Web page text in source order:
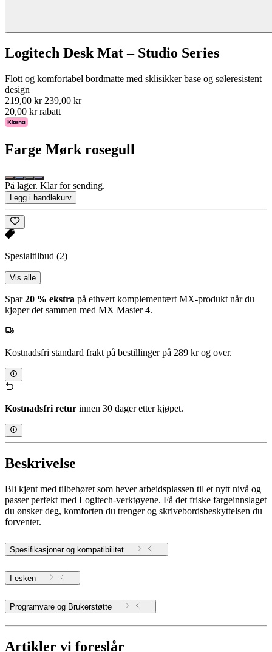
Logitech Desk Mat – Studio Series
Flott og komfortabel bordmatte med sklisikker base og søleresistent
design
219,00 kr 239,00 kr
20,00 kr rabatt
Farge Mørk rosegull
På lager. Klar for sending.
Legg i handlekurv
Spesialtilbud (2)
Vis alle
Spar20 % ekstra på ethvert komplementært MX-produkt når du
kjøper det sammen med MX Master 4.
Kostnadsfri standard frakt på bestillinger på 289 kr og over.
Kostnadsfri retur innen 30 dager etter kjøpet.
Beskrivelse
Bli kjent med tilbehøret som hever arbeidsplassen til et nytt nivå og
passer perfekt med Logitech-verktøyene. Få det friske fargeinnslaget
du ønsker deg, komforten du trenger og skrivebordsbeskyttelsen du
forventer.
Spesifikasjoner og kompatibilitet
I esken
Programvare og Brukerstøtte
Artikler vi foreslår